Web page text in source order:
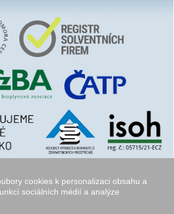
cookies k personalizaci obsahu a
sociálních médií a analýze